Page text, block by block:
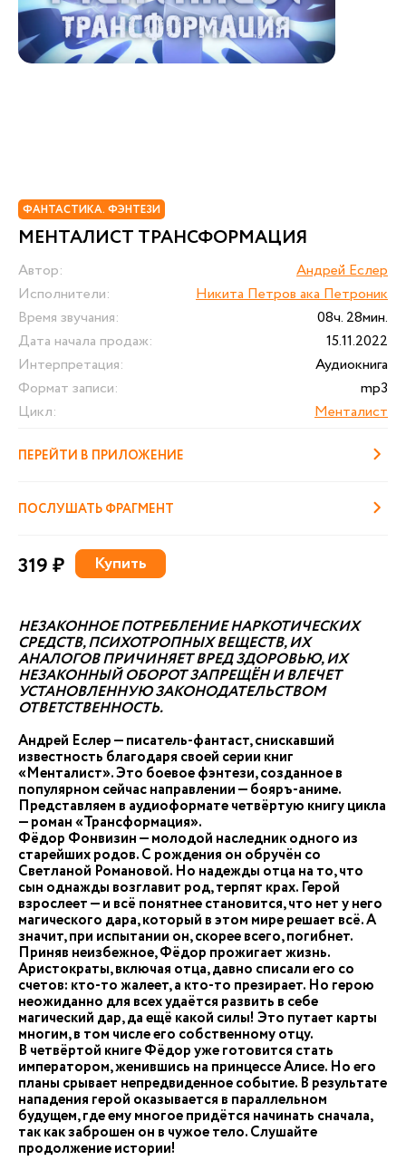
ФАНТАСТИКА. ФЭНТЕЗИ
МЕНТАЛИСТ ТРАНСФОРМАЦИЯ
Автор:
Андрей Еслер
Исполнители:
Никита Петров ака Петроник
Время звучания:
08ч. 28мин.
Дата начала продаж:
15.11.2022
Интерпретация:
Аудиокнига
Формат записи:
mp3
Цикл:
Менталист
ПЕРЕЙТИ В ПРИЛОЖЕНИЕ
ПОСЛУШАТЬ ФРАГМЕНТ
319 ₽ Купить
НЕЗАКОННОЕ ПОТРЕБЛЕНИЕ НАРКОТИЧЕСКИХ
СРЕДСТВ, ПСИХОТРОПНЫХ ВЕЩЕСТВ, ИХ
АНАЛОГОВ ПРИЧИНЯЕТ ВРЕД ЗДОРОВЬЮ, ИХ
НЕЗАКОННЫЙ ОБОРОТ ЗАПРЕЩЁН И ВЛЕЧЕТ
УСТАНОВЛЕННУЮ ЗАКОНОДАТЕЛЬСТВОМ
ОТВЕТСТВЕННОСТЬ.
Андрей Еслер — писатель-фантаст, снискавший
известность благодаря своей серии книг
«Менталист». Это боевое фэнтези, созданное в
популярном сейчас направлении — бояръ-аниме.
Представляем в аудиоформате четвёртую книгу цикла
— роман «Трансформация».
Фёдор Фонвизин — молодой наследник одного из
старейших родов. С рождения он обручён со
Светланой Романовой. Но надежды отца на то, что
сын однажды возглавит род, терпят крах. Герой
взрослеет — и всё понятнее становится, что нет у него
магического дара, который в этом мире решает всё. А
значит, при испытании он, скорее всего, погибнет.
Приняв неизбежное, Фёдор прожигает жизнь.
Аристократы, включая отца, давно списали его со
счетов: кто-то жалеет, а кто-то презирает. Но герою
неожиданно для всех удаётся развить в себе
магический дар, да ещё какой силы! Это путает карты
многим, в том числе его собственному отцу.
В четвёртой книге Фёдор уже готовится стать
императором, женившись на принцессе Алисе. Но его
планы срывает непредвиденное событие. В результате
нападения герой оказывается в параллельном
будущем, где ему многое придётся начинать сначала,
так как заброшен он в чужое тело. Слушайте
продолжение истории!